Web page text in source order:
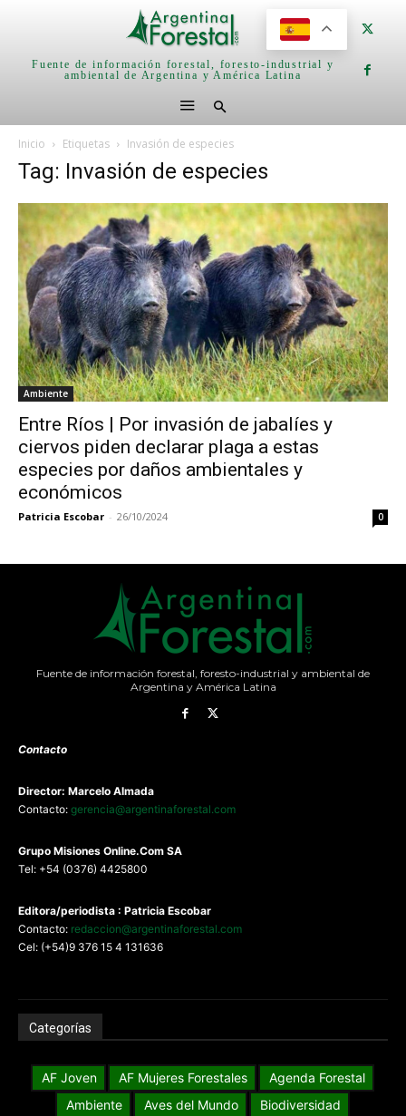
Fuente de información forestal, foresto-industrial y
ambiental de Argentina y América Latina
Inicio Etiquetas Invasión de especies
Tag: Invasión de especies
Ambiente
Entre Ríos | Por invasión de jabalíes y
ciervos piden declarar plaga a estas
especies por daños ambientales y
económicos
Patricia Escobar - 26/10/2024 0
Fuente de información forestal, foresto-industrial y ambiental de
Argentina y América Latina
Contacto
Director: Marcelo Almada
Contacto: gerencia@argentinaforestal.com
Grupo Misiones Online.Com SA
Tel: +54 (0376) 4425800
Editora/periodista : Patricia Escobar
Contacto: redaccion@argentinaforestal.com
Cel: (+54)9 376 15 4 131636
Categorías
AF Joven AF Mujeres Forestales
Agenda Forestal
Ambiente
Aves del Mundo
Biodiversidad